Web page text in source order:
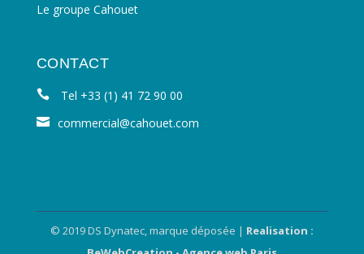
Le groupe Cahouet
CONTACT
Tel +33 (1) 41 72 90 00
commercial@cahouet.com
© 2019 DS Dynatec, marque déposée | Realisation :